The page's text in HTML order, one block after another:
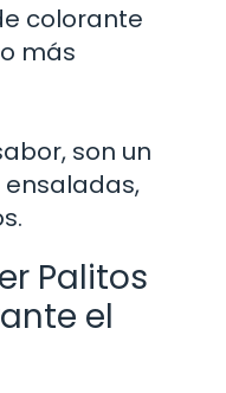
colorante
más
son un
Palitos
el